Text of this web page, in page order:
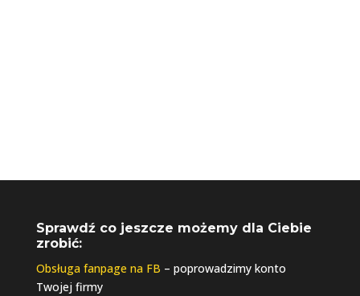
Sprawdź co jeszcze możemy dla Ciebie
zrobić:
Obsługa fanpage na FB – poprowadzimy konto
Twojej firmy